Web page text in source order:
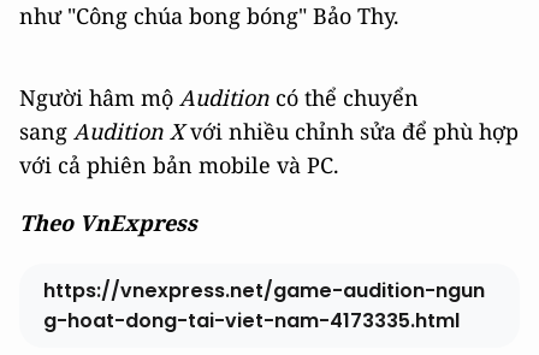
như "Công chúa bong bóng" Bảo Thy.
Người hâm mộ Audition có thể chuyển
sang Audition Xvới nhiều chỉnh sửa để phù hợp
với cả phiên bản mobile và PC.
Theo VnExpress
https://vnexpress.net/game-audition-ngun
g-hoat-dong-tai-viet-nam-4173335.html